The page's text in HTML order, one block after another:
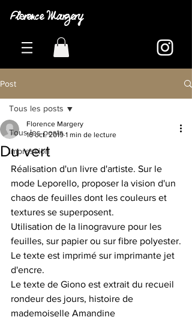
Florence Margery
Post
Tous les posts
impression
Tous les posts
Du vert
Florence Margery
16 oct. 2019 1 min de lecture
Réalisation d'un livre d'artiste. Sur le
mode Leporello, proposer la vision d'un
chaos de feuilles dont les couleurs et
textures se superposent.
Utilisation de la linogravure pour les
feuilles, sur papier ou sur fibre polyester.
Le texte est imprimé sur imprimante jet
d'encre.
Le texte de Giono est extrait du recueil
rondeur des jours, histoire de
mademoiselle Amandine